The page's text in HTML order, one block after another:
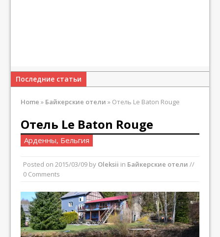
Последние статьи
Home » Байкерские отели » Отель Le Baton Rouge
Отель Le Baton Rouge
Арденны, Бельгия
Posted on 2015/03/09 by Oleksii in Байкерские отели //
0 Comments